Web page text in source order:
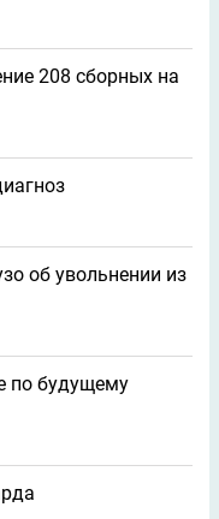
208 сборных на
об увольнении из
по будущему